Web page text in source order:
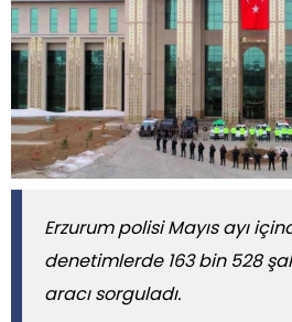
Erzurum polisi Mayıs ayı
denetimlerde 163 bin 528
aracı sorguladı.